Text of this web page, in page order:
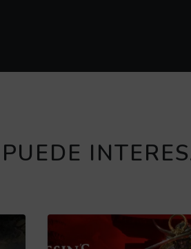
Obtén más información